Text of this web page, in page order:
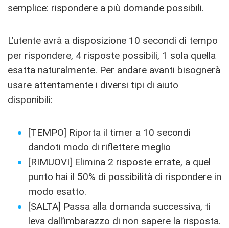
semplice: rispondere a più domande possibili.
L’utente avrà a disposizione 10 secondi di tempo
per rispondere, 4 risposte possibili, 1 sola quella
esatta naturalmente. Per andare avanti bisognerà
usare attentamente i diversi tipi di aiuto
disponibili:
[TEMPO] Riporta il timer a 10 secondi
dandoti modo di riflettere meglio
[RIMUOVI] Elimina 2 risposte errate, a quel
punto hai il 50% di possibilità di rispondere in
modo esatto.
[SALTA] Passa alla domanda successiva, ti
leva dall’imbarazzo di non sapere la risposta.